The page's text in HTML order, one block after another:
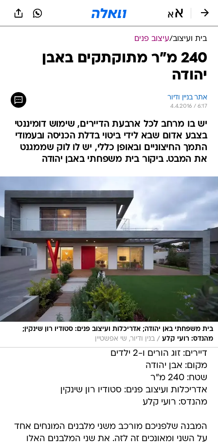
בית ועיצוב/עיצוב פנים
240 מ"ר מתוקתקים באבן
יהודה
אתר בניין ודיור
4.4.2016 / 6:17
יש בו מרחב לכל ארבעת הדיירים, שימוש דומיננטי
בצבע אדום שבא לידי ביטוי בדלת הכניסה ובעמודי
התמך החיצוניים ובאופן כללי, יש לו לוק שממגנט
את המבט. ביקור בית משפחתי באבן יהודה
בית משפחתי באן יהודה; אדריכלות ועיצוב פנים: סטודיו רון שינקין;
מהנדס: רועי קלע / בנין ודיור, שי אפשטיין
דיירים: זוג הורים ו-2 ילדים
מקום: אבן יהודה
שטח: 240 מ"ר
אדריכלות ועיצוב פנים: סטודיו רון שינקין
מהנדס: רועי קלע
המבנה שלפניכם מורכב משני מלבנים המונחים אחד
על השני ומאונכים זה לזה. את שני המלבנים האלו